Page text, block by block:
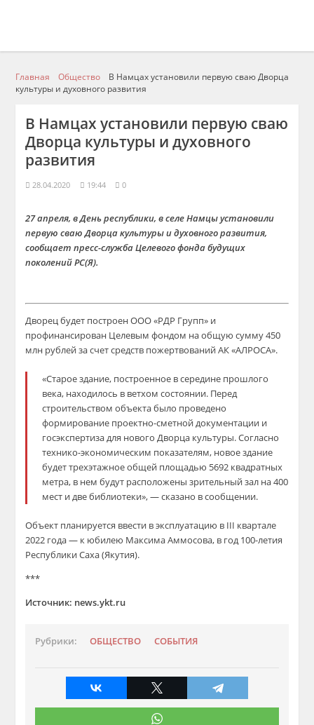
Главная Общество
В Намцах установили первую сваю Дворца
культуры и духовного развития
В Намцах установили первую сваю
Дворца культуры и духовного
развития
28.04.2020 19:44 0
27 апреля, в День республики, в селе Намцы установили
первую сваю Дворца культуры и духовного развития,
сообщает пресс-служба Целевого фонда будущих
поколений РС(Я).
Дворец будет построен ООО «РДР Групп» и
профинансирован Целевым фондом на общую сумму 450
млн рублей за счет средств пожертвований АК «АЛРОСА».
«Старое здание, построенное в середине прошлого
века, находилось в ветхом состоянии. Перед
строительством объекта было проведено
формирование проектно-сметной документации и
госэкспертиза для нового Дворца культуры. Согласно
технико-экономическим показателям, новое здание
будет трехэтажное общей площадью 5692 квадратных
метра, в нем будут расположены зрительный зал на 400
мест и две библиотеки», — сказано в сообщении.
Объект планируется ввести в эксплуатацию в III квартале
2022 года — к юбилею Максима Аммосова, в год 100-летия
Республики Саха (Якутия).
***
Источник: news.ykt.ru
Рубрики: ОБЩЕСТВО СОБЫТИЯ